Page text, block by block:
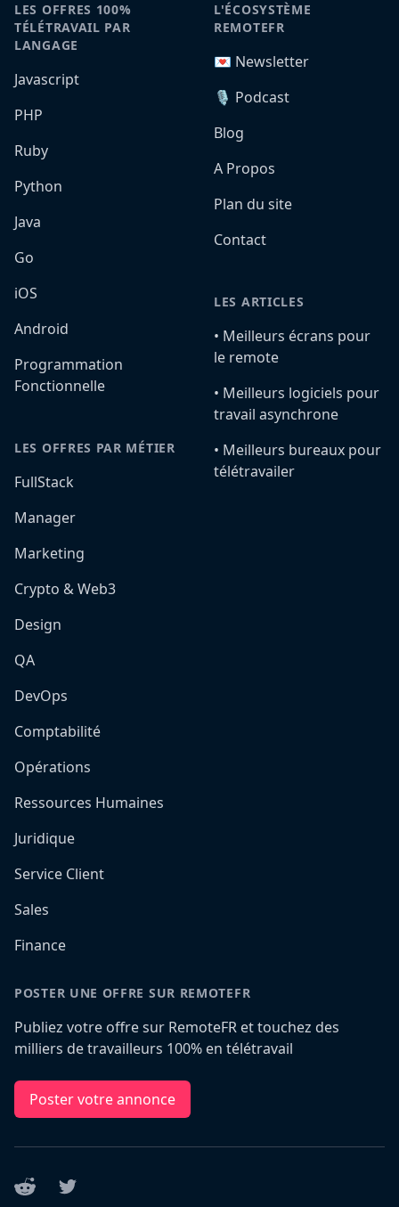
LES OFFRES 100%
TÉLÉTRAVAIL PAR
LANGAGE
Javascript
PHP
Ruby
Python
Java
Go
iOS
Android
Programmation
Fonctionnelle
LES OFFRES PAR MÉTIER
FullStack
Manager
Marketing
Crypto & Web3
Design
QA
DevOps
Comptabilité
Opérations
Ressources Humaines
Juridique
Service Client
Sales
Finance
L'ÉCOSYSTÈME
REMOTEFR
💌 Newsletter
🎙️ Podcast
Blog
A Propos
Plan du site
Contact
LES ARTICLES
•️ Meilleurs écrans pour
le remote
•️ Meilleurs logiciels pour
travail asynchrone
•️ Meilleurs bureaux pour
télétravailer
POSTER UNE OFFRE SUR REMOTEFR
Publiez votre offre sur RemoteFR et touchez des
milliers de travailleurs 100% en télétravail
Poster votre annonce
Reddit Twitter